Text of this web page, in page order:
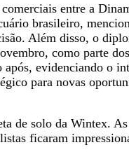
entre a
brasileiro,
Além disso, o
como parte
evidenciando o
para novas
de solo da Wintex.
ficaram